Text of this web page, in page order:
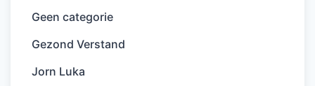
Geen categorie
Gezond Verstand
Jorn Luka